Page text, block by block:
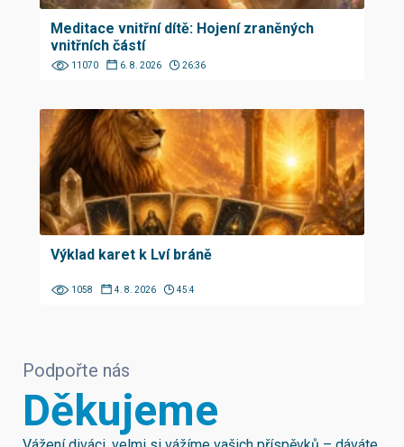
Meditace vnitřní dítě: Hojení zraněných
vnitřních částí
11070 6. 8. 2026 26:36
Výklad karet k Lví bráně
1058 4. 8. 2026 45:4
Podpořte nás
Děkujeme